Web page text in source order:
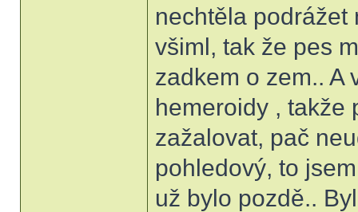
nechtěla podrážet
všiml, tak že pes
zadkem o zem.. A
hemeroidy , takže
zažalovat, pač
pohledový, to
už bylo pozdě..